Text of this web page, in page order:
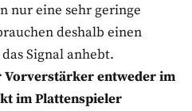
nur eine sehr geringe
deshalb einen
Signal anhebt.
Vorverstärker entweder im
im Plattenspieler